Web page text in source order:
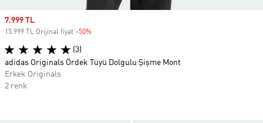
Sale price
7.999 TL
15.999 TL Orijinal fiyat -50%
(3)
adidas Originals Ördek Tüyü Dolgulu Şişme Mont
Erkek Originals
2 renk